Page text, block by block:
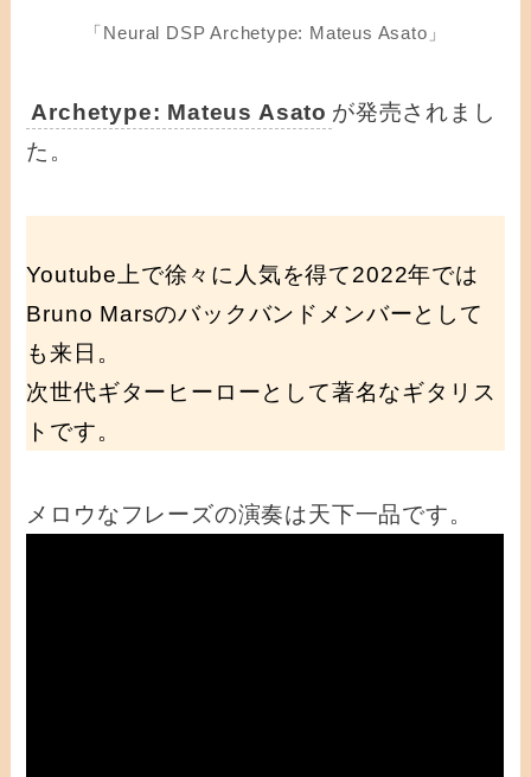
「Neural DSP Archetype: Mateus Asato」
Archetype: Mateus Asato が発売されまし
た。
Youtube上で徐々に人気を得て2022年では
Bruno Marsのバックバンドメンバーとして
も来日。
次世代ギターヒーローとして著名なギタリス
トです。
メロウなフレーズの演奏は天下一品です。